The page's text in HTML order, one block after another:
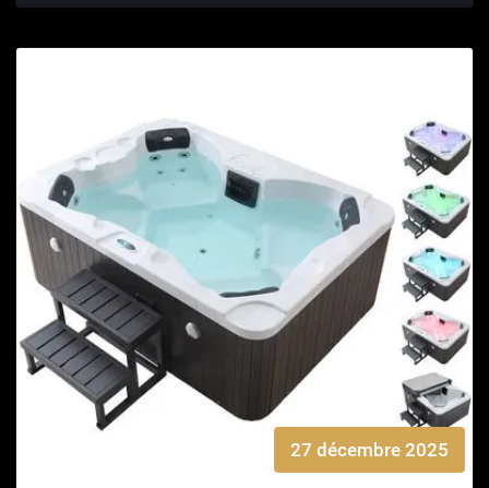
27 décembre 2025